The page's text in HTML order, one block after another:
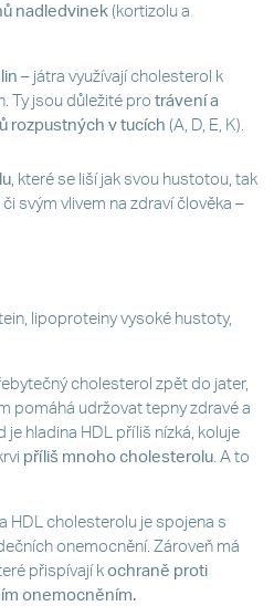
nadledvinek (kortizolu a
– játra využívají cholesterol k
Ty jsou důležité pro trávení a
rozpustných v tucích (A, D, E, K).
, které se liší jak svou hustotou, tak
svým vlivem na zdraví člověka –
lipoproteiny vysoké hustoty,
cholesterol zpět do jater,
pomáhá udržovat tepny zdravé a
je hladina HDL příliš nízká, koluje
příliš mnoho cholesterolu. A to
HDL cholesterolu je spojena s
onemocnění. Zároveň má
přispívají k ochraně proti
onemocněním.